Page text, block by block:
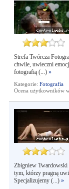
Strefa Twórcza
chwile, uwieczni
fotografią (...) »
Kategorie: Fotografia
Ocena użytkowników
Zbigniew Twardowski
tym, którzy pragną
Specjalizujemy (...) »